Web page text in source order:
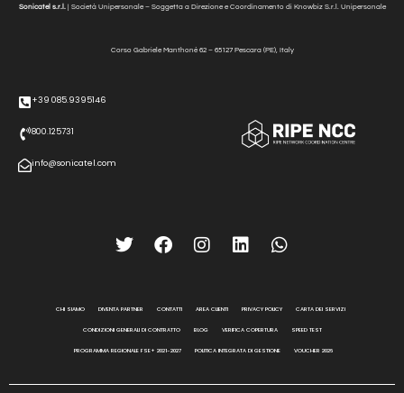
Sonicatel s.r.l. | Società Unipersonale – Soggetta a Direzione e Coordinamento di Knowbiz S.r.l. Unipersonale
Corso Gabriele Manthonè62 – 65127 Pescara (PE), Italy
+39 085.9395146
800.125731
info@sonicatel.com
CHI SIAMO DIVENTA PARTNER CONTATTI AREA CLIENTI PRIVACY POLICY CARTA DEI SERVIZI
CONDIZIONI GENERALI DI CONTRATTO BLOG VERIFICA COPERTURA SPEED TEST
PROGRAMMA REGIONALE FSE+ 2021-2027 POLITICA INTEGRATA DI GESTIONE VOUCHER 2026